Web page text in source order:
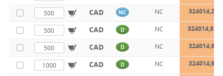
CAD NC NC
CAD D NC
CAD D NC
CAD D NC